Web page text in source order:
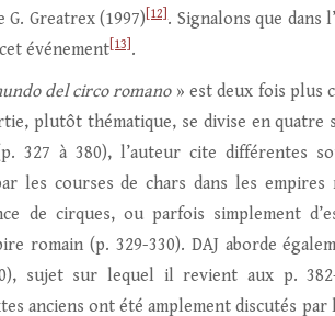
G. Greatrex (1997) [12] . Signalons que dans
événement [13] .
del circo romano» est deux fois plus
plutôt thématique, se divise en quatre
327 à 380), l’auteur cite différentes
les courses de chars dans les
de cirques, ou parfois simplement
romain (p. 329-330). DAJ aborde
sujet sur lequel il revient aux p.
anciens ont été amplement discutés